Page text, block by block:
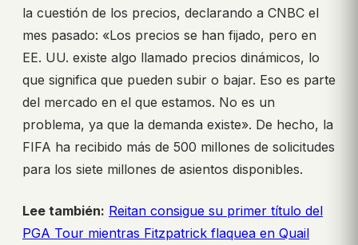
la cuestión de los precios, declarando a CNBC el
mes pasado: «Los precios se han fijado, pero en
EE. UU. existe algo llamado precios dinámicos, lo
que significa que pueden subir o bajar. Eso es parte
del mercado en el que estamos. No es un
problema, ya que la demanda existe». De hecho, la
FIFA ha recibido más de 500 millones de solicitudes
para los siete millones de asientos disponibles.
Lee también: Reitan consigue su primer título del
PGA Tour mientras Fitzpatrick flaquea en Quail